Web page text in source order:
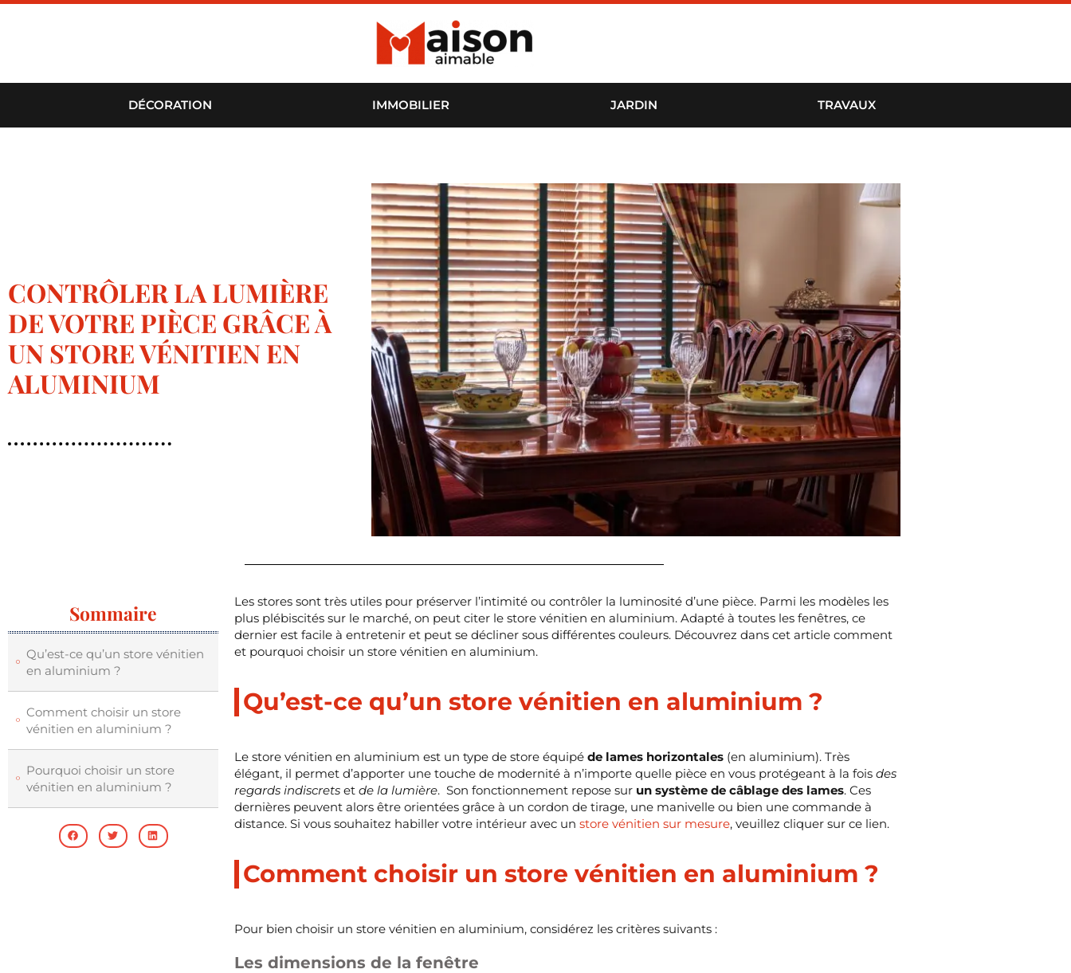
DÉCORATION IMMOBILIER JARDIN TRAVAUX
CONTRÔLER LA LUMIÈRE
DE VOTRE PIÈCE GRÂCE À
UN STORE VÉNITIEN EN
ALUMINIUM
Sommaire
Qu’est-ce qu’un store vénitien
en aluminium ?
Comment choisir un store
vénitien en aluminium ?
Pourquoi choisir un store
vénitien en aluminium ?
Les stores sont très utiles pour préserver l’intimité ou contrôler la luminosité d’une pièce. Parmi les modèles les
plus plébiscités sur le marché, on peut citer le store vénitien en aluminium. Adapté à toutes les fenêtres, ce
dernier est facile à entretenir et peut se décliner sous différentes couleurs. Découvrez dans cet article comment
et pourquoi choisir un store vénitien en aluminium.
Qu’est-ce qu’un store vénitien en aluminium ?
Le store vénitien en aluminium est un type de store équipéde lames horizontales (en aluminium). Très
élégant, il permet d’apporter une touche de modernité à n’importe quelle pièce en vous protégeant à la foisdes
regards indiscrets etde la lumière. Son fonctionnement repose sur un système de câblage des lames. Ces
dernières peuvent alors être orientées grâce à un cordon de tirage, une manivelle ou bien une commande à
distance. Si vous souhaitez habiller votre intérieur avec unstore vénitien sur mesure, veuillez cliquer sur ce lien.
Comment choisir un store vénitien en aluminium ?
Pour bien choisir un store vénitien en aluminium, considérez les critères suivants :
Les dimensions de la fenêtre